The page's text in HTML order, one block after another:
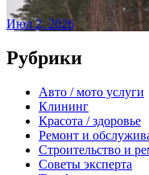
Июл 2, 2026
Рубрики
Авто / мото услуги
Клининг
Красота / здоровье
Ремонт и
Строительство и
Советы эксперта